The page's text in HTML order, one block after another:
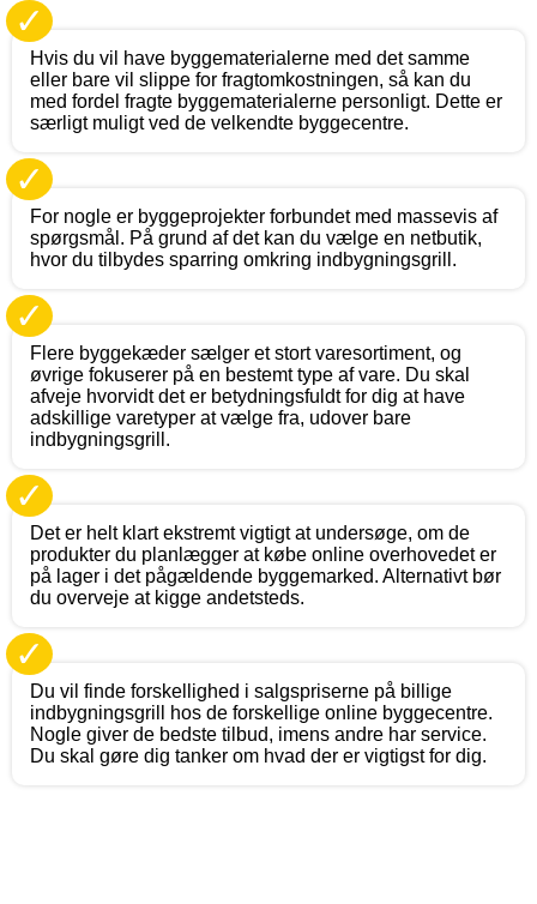
✓
Hvis du vil have byggematerialerne med det samme
eller bare vil slippe for fragtomkostningen, så kan du
med fordel fragte byggematerialerne personligt. Dette er
særligt muligt ved de velkendte byggecentre.
✓
For nogle er byggeprojekter forbundet med massevis af
spørgsmål. På grund af det kan du vælge en netbutik,
hvor du tilbydes sparring omkring indbygningsgrill.
✓
Flere byggekæder sælger et stort varesortiment, og
øvrige fokuserer på en bestemt type af vare. Du skal
afveje hvorvidt det er betydningsfuldt for dig at have
adskillige varetyper at vælge fra, udover bare
indbygningsgrill.
✓
Det er helt klart ekstremt vigtigt at undersøge, om de
produkter du planlægger at købe online overhovedet er
på lager i det pågældende byggemarked. Alternativt bør
du overveje at kigge andetsteds.
✓
Du vil finde forskellighed i salgspriserne på billige
indbygningsgrill hos de forskellige online byggecentre.
Nogle giver de bedste tilbud, imens andre har service.
Du skal gøre dig tanker om hvad der er vigtigst for dig.